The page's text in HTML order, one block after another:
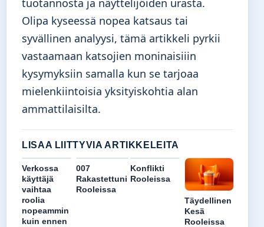
tuotannosta ja näyttelijöiden urasta.
Olipa kyseessä nopea katsaus tai
syvällinen analyysi, tämä artikkeli pyrkii
vastaamaan katsojien moninaisiiin
kysymyksiin samalla kun se tarjoaa
mielenkiintoisia yksityiskohtia alan
ammattilaisilta.
LISAA LIITTYVIA ARTIKKELEITA
Verkossa
käyttäjä
vaihtaa
roolia
nopeammin
kuin ennen
007
Rakastettuni
Rooleissa
Konflikti
Rooleissa
Täydellinen
Kesä
Rooleissa